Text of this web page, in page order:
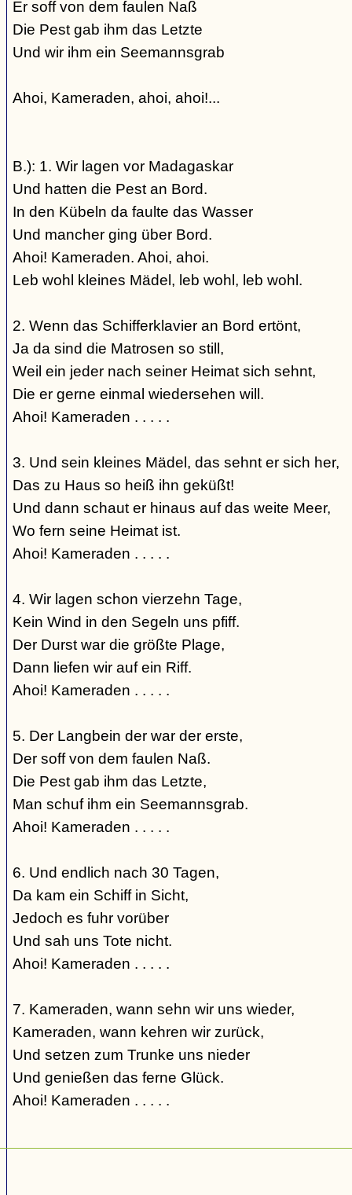
Er soff von dem faulen Naß
Die Pest gab ihm das Letzte
Und wir ihm ein Seemannsgrab
Ahoi, Kameraden, ahoi, ahoi!...
B.): 1. Wir lagen vor Madagaskar
Und hatten die Pest an Bord.
In den Kübeln da faulte das Wasser
Und mancher ging über Bord.
Ahoi! Kameraden. Ahoi, ahoi.
Leb wohl kleines Mädel, leb wohl, leb wohl.
2. Wenn das Schifferklavier an Bord ertönt,
Ja da sind die Matrosen so still,
Weil ein jeder nach seiner Heimat sich sehnt,
Die er gerne einmal wiedersehen will.
Ahoi! Kameraden . . . . .
3. Und sein kleines Mädel, das sehnt er sich her,
Das zu Haus so heiß ihn geküßt!
Und dann schaut er hinaus auf das weite Meer,
Wo fern seine Heimat ist.
Ahoi! Kameraden . . . . .
4. Wir lagen schon vierzehn Tage,
Kein Wind in den Segeln uns pfiff.
Der Durst war die größte Plage,
Dann liefen wir auf ein Riff.
Ahoi! Kameraden . . . . .
5. Der Langbein der war der erste,
Der soff von dem faulen Naß.
Die Pest gab ihm das Letzte,
Man schuf ihm ein Seemannsgrab.
Ahoi! Kameraden . . . . .
6. Und endlich nach 30 Tagen,
Da kam ein Schiff in Sicht,
Jedoch es fuhr vorüber
Und sah uns Tote nicht.
Ahoi! Kameraden . . . . .
7. Kameraden, wann sehn wir uns wieder,
Kameraden, wann kehren wir zurück,
Und setzen zum Trunke uns nieder
Und genießen das ferne Glück.
Ahoi! Kameraden . . . . .